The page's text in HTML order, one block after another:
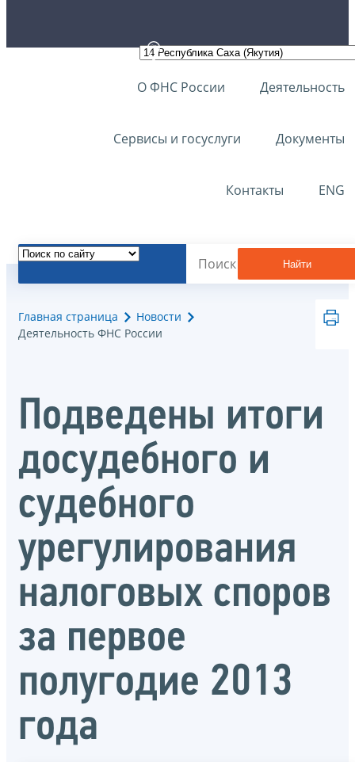
О ФНС России Деятельность
Сервисы и госуслуги Документы
Контакты ENG
Найти
Главная страница
Новости
Деятельность ФНС России
Подведены итоги
досудебного и
судебного
урегулирования
налоговых споров
за первое
полугодие 2013
года